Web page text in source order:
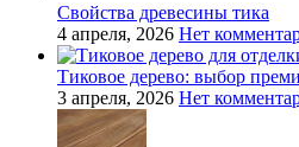
Свойства древесины тика
4 апреля, 2026 Нет
Тиковое дерево: выбор
3 апреля, 2026 Нет